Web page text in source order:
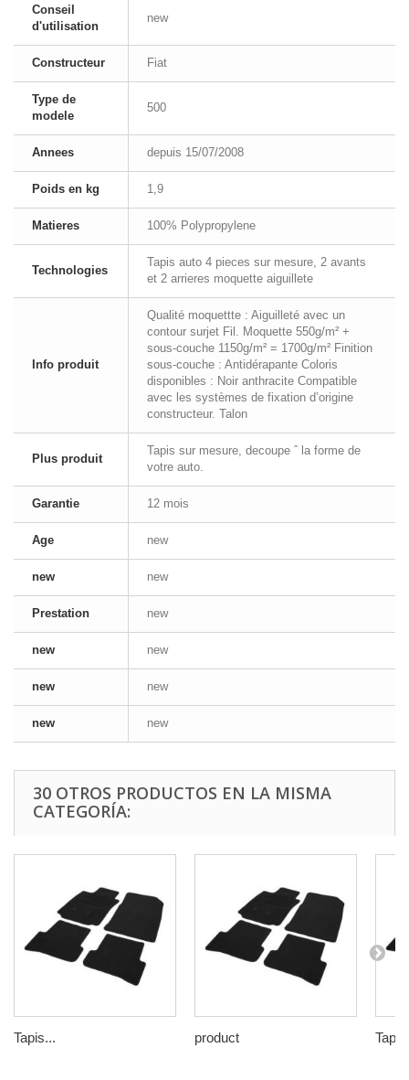
Conseil
d'utilisation
new
Constructeur Fiat
Type de
modele
500
Annees depuis 15/07/2008
Poids en kg 1,9
Matieres 100% Polypropylene
Technologies
Tapis auto 4 pieces sur mesure, 2 avants
et 2 arrieres moquette aiguillete
Info produit
Qualité moquettte : Aiguilleté avec un
contour surjet Fil. Moquette 550g/m² +
sous-couche 1150g/m² = 1700g/m² Finition
sous-couche : Antidérapante Coloris
disponibles : Noir anthracite Compatible
avec les systèmes de fixation d’origine
constructeur. Talon
Plus produit
Tapis sur mesure, decoupe ˆ la forme de
votre auto.
Garantie 12 mois
Age new
new new
Prestation new
new new
new new
new new
30 OTROS PRODUCTOS EN LA MISMA
CATEGORÍA:
Tapis... product